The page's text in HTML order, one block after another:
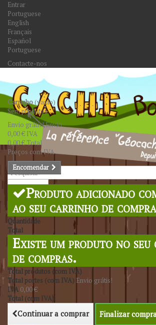
Entrar
Portuguese
English
Français
Español
Portuguese
Contacte-nos
Pesquisar
Carrinho(vazio)
Sem produtos
Envio grátis!Envio
0,00 € IVA
0,00 €Total
Preços com IVA
Encomendar
Produto adicionado
ao seu carrinho de
Quantidade
Total
Existe um produto no
de compras.
Total produtos (com IVA)
Total portes (com IVA) Envio grátis!
IVA 0,00 €
Total (com IVA)
Continuar a comprar Finalizar